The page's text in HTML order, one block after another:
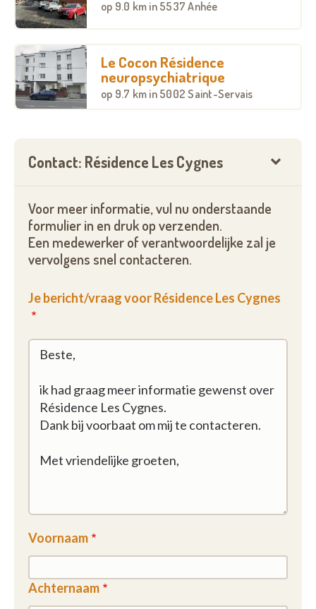
op 9.0 km in 5537 Anhée
Le Cocon Résidence
neuropsychiatrique
op 9.7 km in 5002 Saint-Servais
Contact: Résidence Les Cygnes
Voor meer informatie, vul nu onderstaande
formulier in en druk op verzenden.
Een medewerker of verantwoordelijke zal je
vervolgens snel contacteren.
Je bericht/vraag voor Résidence Les Cygnes
Voornaam
Achternaam